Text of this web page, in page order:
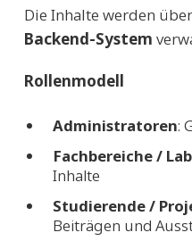
Die Inhalte werden
Backend-System
Rollenmodell
Administratoren:
Fachbereiche /
Inhalte
Studierende /
Beiträgen und